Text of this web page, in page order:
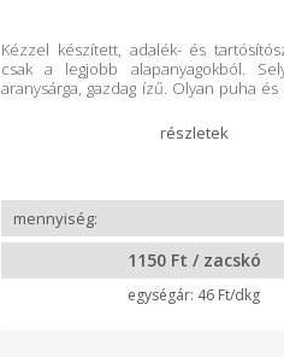
Kézzel készített, adalék- és
csak a legjobb alapanyagokból.
aranysárga, gazdag ízű. Olyan puha
fürjtojás + 4 tyúktojás rejlik – ez
különleges, bársonyos textúrát és
tejföllel, ropogós szalonnával…
ellenállhatatlan.
1150 Ft / zacskó
46 Ft/dkg